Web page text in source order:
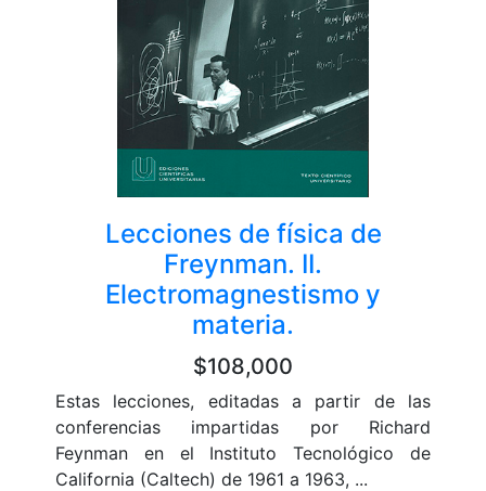
Lecciones de física de
Freynman. II.
Electromagnestismo y
materia.
$108,000
Estas lecciones, editadas a partir de las
conferencias impartidas por Richard
Feynman en el Instituto Tecnológico de
California (Caltech) de 1961 a 1963, ...